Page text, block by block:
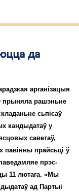
да
арганізацыя
прыняла рашэньне
сьпісаў
кандыдатаў у
саветаў,
павінны прайсьці ў
прэс-
11 лютага. «Мы
ад Партыі